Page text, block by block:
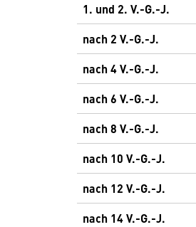
1. und 2. V.-G.-J.
nach 2 V.-G.-J.
nach 4 V.-G.-J.
nach 6 V.-G.-J.
nach 8 V.-G.-J.
nach 10 V.-G.-J.
nach 12 V.-G.-J.
nach 14 V.-G.-J.